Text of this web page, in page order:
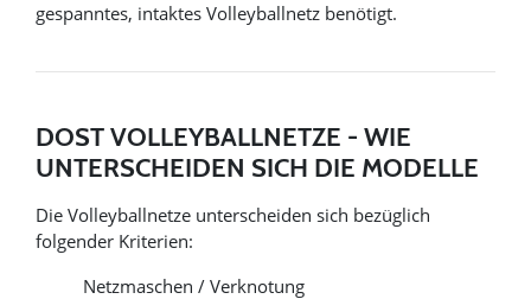
gespanntes, intaktes Volleyballnetz benötigt.
DOST VOLLEYBALLNETZE - WIE
UNTERSCHEIDEN SICH DIE MODELLE
Die Volleyballnetze unterscheiden sich bezüglich
folgender Kriterien:
Netzmaschen / Verknotung